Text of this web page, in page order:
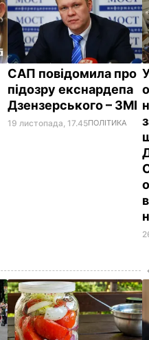
САП повідомила про
підозру екснардепа
Дзензерського – ЗМІ
19 листопада, 17.45ПОЛІТИКА